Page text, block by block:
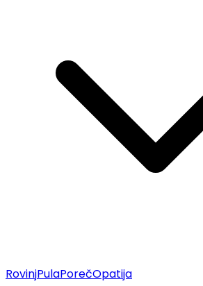
RovinjPulaPorečOpatija